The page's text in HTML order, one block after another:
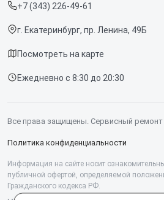
Срочный ремонт
Доставка и способы оплаты
Диагностика
Контакты
+7 (343) 226-49-61
г. Екатеринбург, пр. Ленина, 49Б
Посмотреть на карте
Ежедневно с 8:30 до 20:30
Все права защищены. Сервисный
Политика конфиденциальности
Информация на сайте носит
публичной офертой, определяемой
Гражданского кодекса РФ.